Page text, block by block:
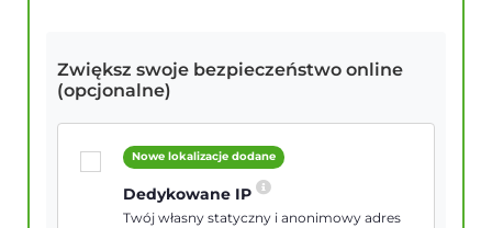
Zwiększ swoje bezpieczeństwo online
(opcjonalne)
Nowe lokalizacje dodane
Dedykowane IP
Twój własny statyczny i anonimowy adres